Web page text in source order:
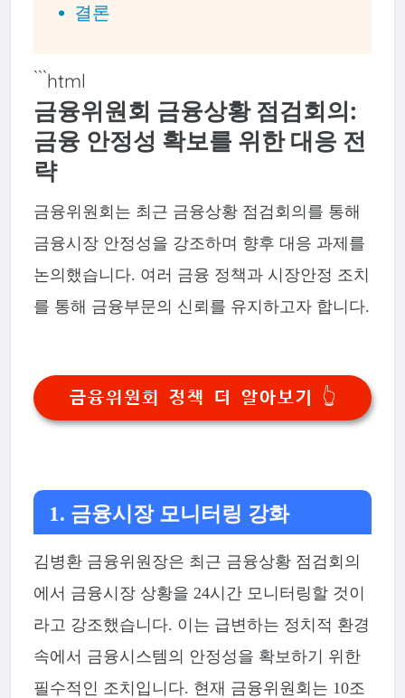
결론
```html
금융위원회 금융상황 점검회의:
금융 안정성 확보를 위한 대응 전
략
금융위원회는 최근 금융상황 점검회의를 통해
금융시장 안정성을 강조하며 향후 대응 과제를
논의했습니다. 여러 금융 정책과 시장안정 조치
를 통해 금융부문의 신뢰를 유지하고자 합니다.
금융위원회 정책 더 알아보기 👆
1. 금융시장 모니터링 강화
김병환 금융위원장은 최근 금융상황 점검회의
에서 금융시장 상황을 24시간 모니터링할 것이
라고 강조했습니다. 이는 급변하는 정치적 환경
속에서 금융시스템의 안정성을 확보하기 위한
필수적인 조치입니다. 현재 금융위원회는 10조